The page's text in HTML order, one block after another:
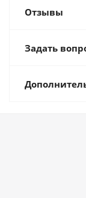
Отзывы
Задать